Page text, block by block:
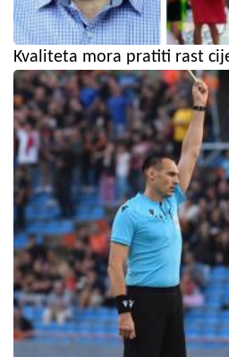
Kvaliteta mora pratiti rast